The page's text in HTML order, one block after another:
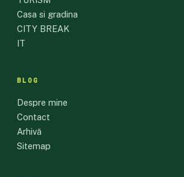
Casa si gradina
CITY BREAK
IT
BLOG
Despre mine
Contact
Arhivă
Sitemap